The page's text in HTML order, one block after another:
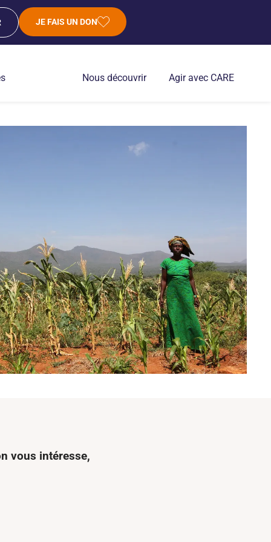
JE FAIS UN DON
Nous découvrir Agir avec CARE
vous intéresse,